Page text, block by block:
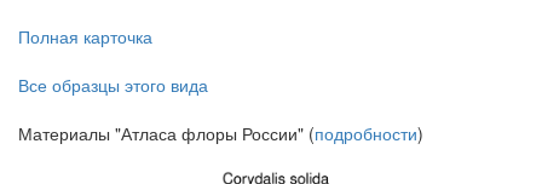
Полная карточка
Все образцы этого вида
Материалы "Атласа флоры России" (подробности)